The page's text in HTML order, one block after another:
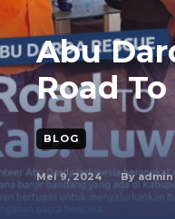
Abu
Road
BLOG
Mei 9, 2024 By admin